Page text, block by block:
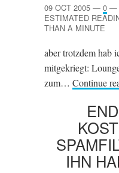
09 OCT 2005 — 0 —
ESTIMATED
THAN A MINUTE
aber trotzdem hab
mitgekriegt:
zum… Continue
IHN